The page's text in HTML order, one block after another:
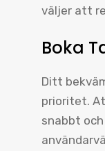
väljer att
Boka
Ditt
prioritet.
snabbt